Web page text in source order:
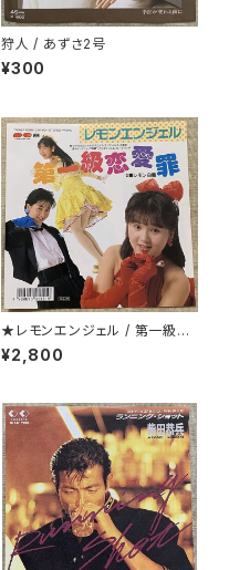
狩人 / あずさ2号
¥300
★レモンエンジェル / 第一級恋
愛罪
¥2,800